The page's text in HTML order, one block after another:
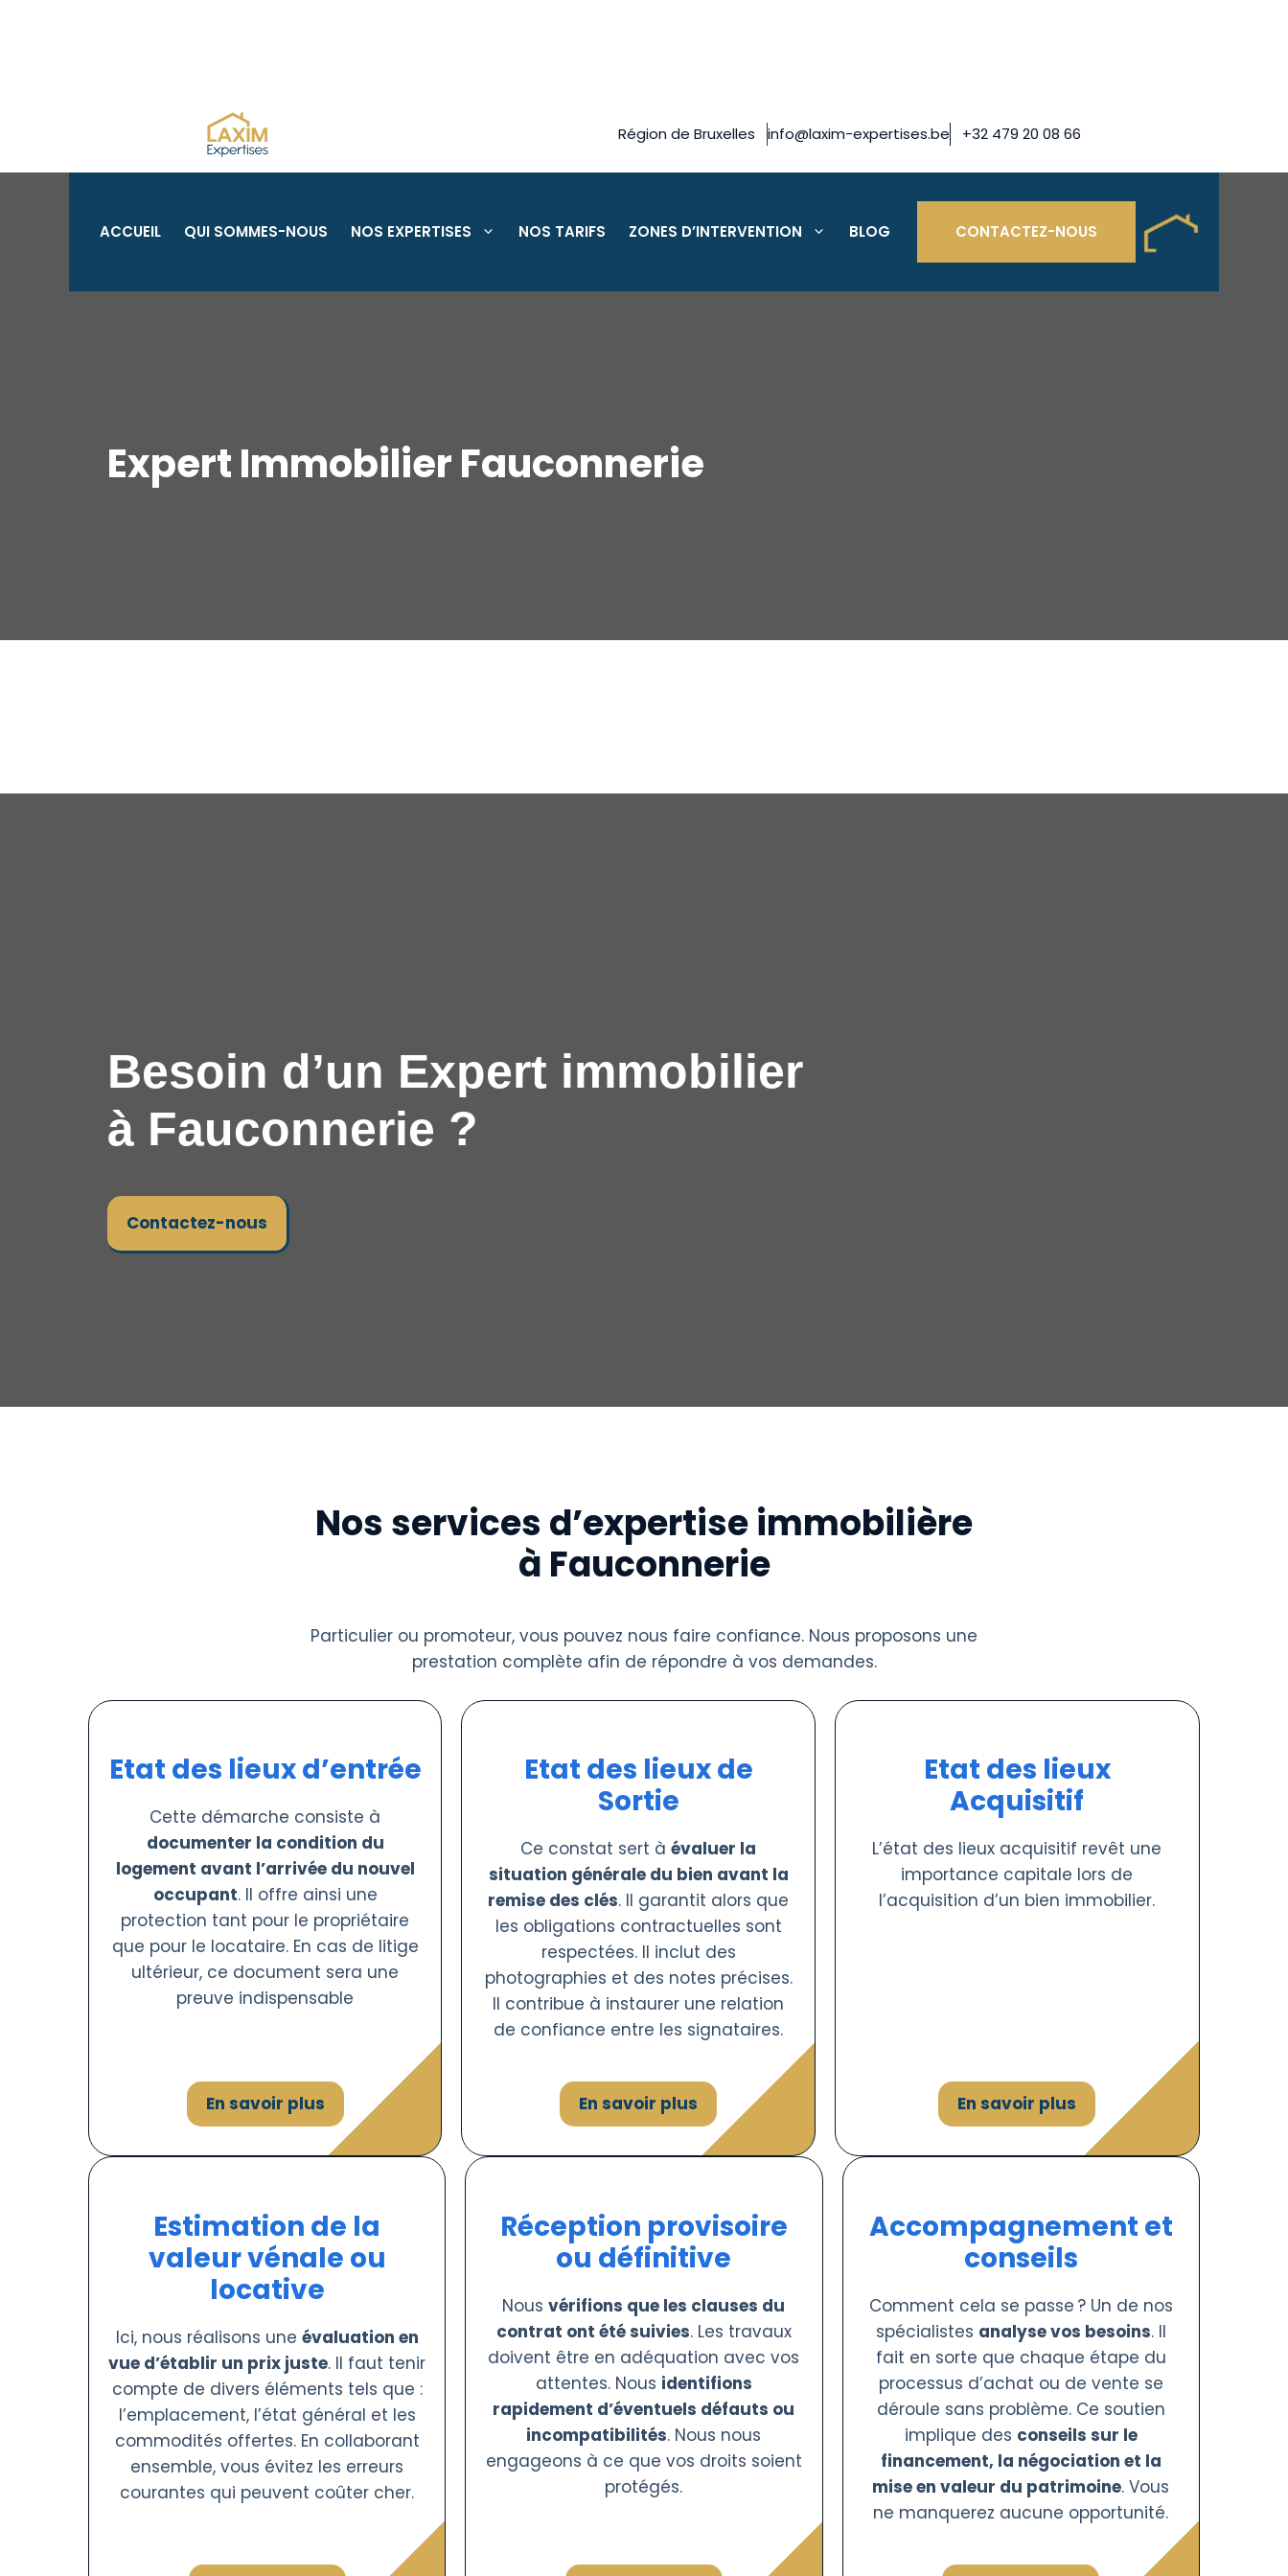
Région de Bruxelles info@laxim-expertises.be +32 479 20 08 66
ACCUEIL QUI SOMMES-NOUS NOS EXPERTISES NOS TARIFS ZONES D’INTERVENTION BLOG CONTACTEZ-NOUS
Expert Immobilier Fauconnerie
Besoin d’un Expert immobilier
à Fauconnerie ?
Contactez-nous
Nos services d’expertise immobilière
à Fauconnerie
Particulier ou promoteur, vous pouvez nous faire confiance. Nous proposons une
prestation complète afin de répondre à vos demandes.
Etat des lieux d’entrée
Cette démarche consiste à
documenter la condition du
logement avant l’arrivée du nouvel
occupant. Il offre ainsi une
protection tant pour le propriétaire
que pour le locataire. En cas de litige
ultérieur, ce document sera une
preuve indispensable
En savoir plus
Etat des lieux de
Sortie
Ce constat sert àévaluer la
situation générale du bien avant la
remise des clés. Il garantit alors que
les obligations contractuelles sont
respectées. Il inclut des
photographies et des notes précises.
Il contribue à instaurer une relation
de confiance entre les signataires.
En savoir plus
Etat des lieux
Acquisitif
L’état des lieux acquisitif revêt une
importance capitale lors de
l’acquisition d’un bien immobilier.
En savoir plus
Estimation de la
valeur vénale ou
locative
Ici, nous réalisons une évaluation en
vue d’établir un prix juste. Il faut tenir
compte de divers éléments tels que :
l’emplacement, l’état général et les
commodités offertes. En collaborant
ensemble, vous évitez les erreurs
courantes qui peuvent coûter cher.
Réception provisoire
ou définitive
Nousvérifions que les clauses du
contrat ont été suivies. Les travaux
doivent être en adéquation avec vos
attentes. Nous identifions
rapidement d’éventuels défauts ou
incompatibilités. Nous nous
engageons à ce que vos droits soient
protégés.
Accompagnement et
conseils
Comment cela se passe ? Un de nos
spécialistes analyse vos besoins. Il
fait en sorte que chaque étape du
processus d’achat ou de vente se
déroule sans problème. Ce soutien
implique des conseils sur le
financement, la négociation et la
mise en valeur du patrimoine. Vous
ne manquerez aucune opportunité.